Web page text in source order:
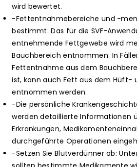
wird bewertet.
-Fettentnahmebereiche und -
bestimmt: Das für die SVF-
entnehmende Fettgewebe wird
Bauchbereich entnommen. In
Fettentnahme aus dem
ist, kann auch Fett aus dem Hüft-
entnommen werden.
-Die persönliche
werden detaillierte Informationen
Erkrankungen,
durchgeführte Operationen
-Setzen Sie Blutverdünner ab: